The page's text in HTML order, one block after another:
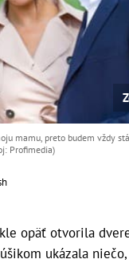
mamu, preto budem vždy
Profimedia)
opäť otvorila
ukázala